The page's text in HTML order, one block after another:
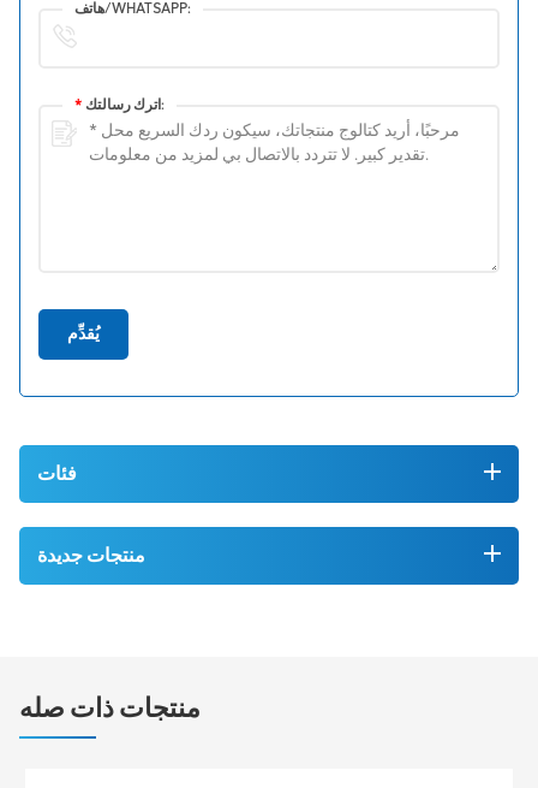
هاتف/WHATSAPP:
* اترك رسالتك:
يُقدِّم
فئات
منتجات جديدة
منتجات ذات صله